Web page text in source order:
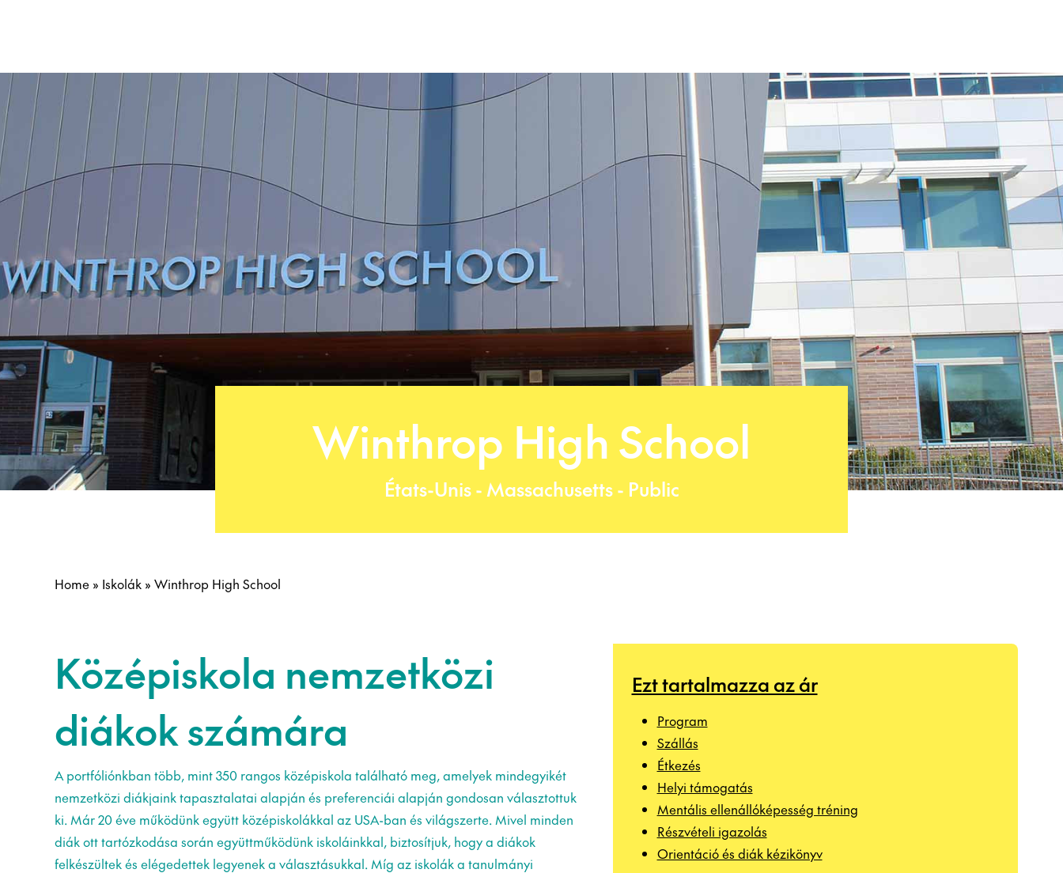
Winthrop High School
États-Unis - Massachusetts - Public
Home » Iskolák » Winthrop High School
Középiskola nemzetközi
diákok számára
A portfóliónkban több, mint 350 rangos középiskola található meg, amelyek mindegyikét
nemzetközi diákjaink tapasztalatai alapján és preferenciái alapján gondosan választottuk
ki. Már 20 éve működünk együtt középiskolákkal az USA-ban és világszerte. Mivel minden
diák ott tartózkodása során együttműködünk iskoláinkkal, biztosítjuk, hogy a diákok
felkészültek és elégedettek legyenek a választásukkal. Míg az iskolák a tanulmányi
Ezt tartalmazza az ár
Program
Szállás
Étkezés
Helyi támogatás
Mentális ellenállóképesség tréning
Részvételi igazolás
Orientáció és diák kézikönyv